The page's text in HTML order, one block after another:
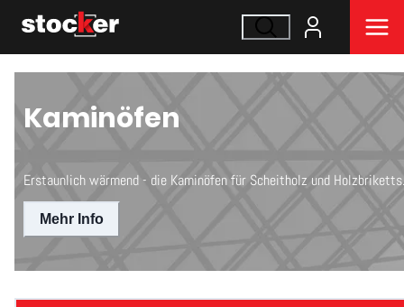
Kaminöfen
Erstaunlich wärmend - die Kaminöfen für Scheitholz und Holzbriketts.
Mehr Info